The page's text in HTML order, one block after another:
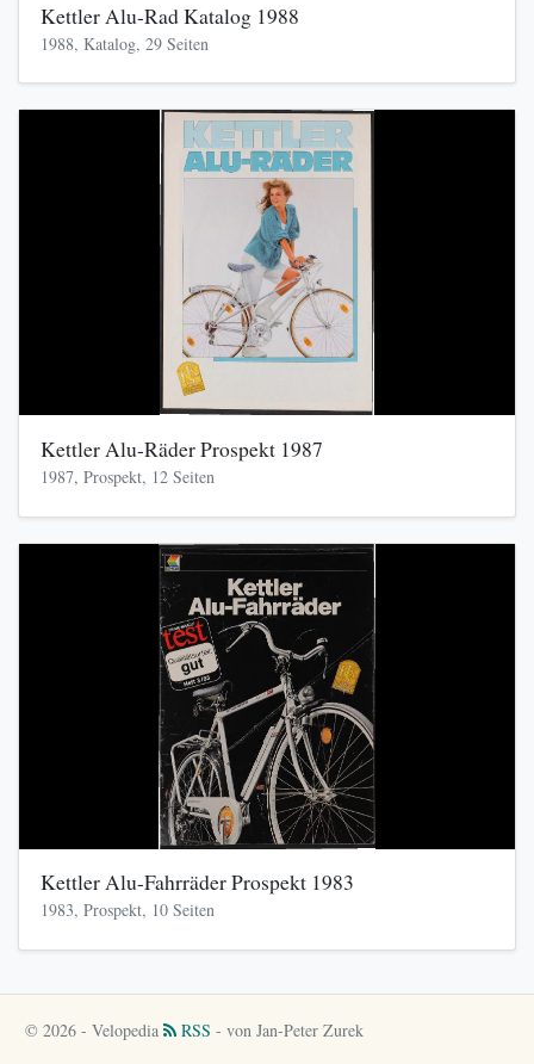
Kettler Alu-Rad Katalog 1988
1988, Katalog, 29 Seiten
Kettler Alu-Räder Prospekt 1987
1987, Prospekt, 12 Seiten
Kettler Alu-Fahrräder Prospekt 1983
1983, Prospekt, 10 Seiten
© 2026 - Velopedia RSS - von Jan-Peter Zurek